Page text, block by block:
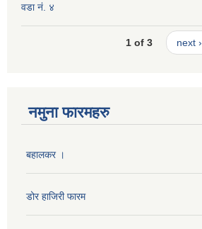
वडा नं. ४
1 of 3 next ›
नमुना फारमहरु
बहालकर ।
डोर हाजिरी फारम